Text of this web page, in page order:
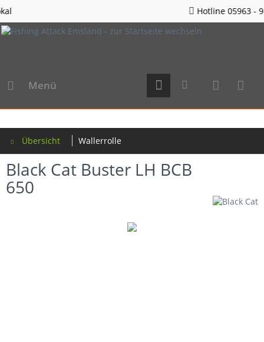
Hotline 05963 - 982823
Menü
Übersicht Wallerrolle
Black Cat Buster LH BCB
650